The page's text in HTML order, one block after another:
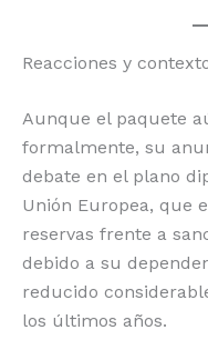
Reacciones y
Aunque el paquete
formalmente, su
debate en el plano
Unión Europea, que
reservas frente a
debido a su
reducido
los últimos años.